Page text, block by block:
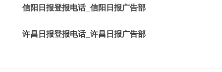
信阳日报登报电话_信阳日报广告部
许昌日报登报电话_许昌日报广告部